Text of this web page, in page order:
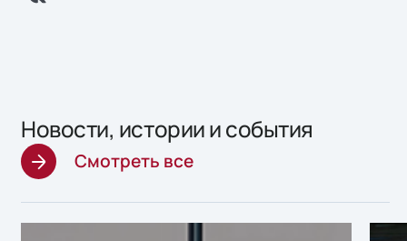
Новости, истории и события
Смотреть все